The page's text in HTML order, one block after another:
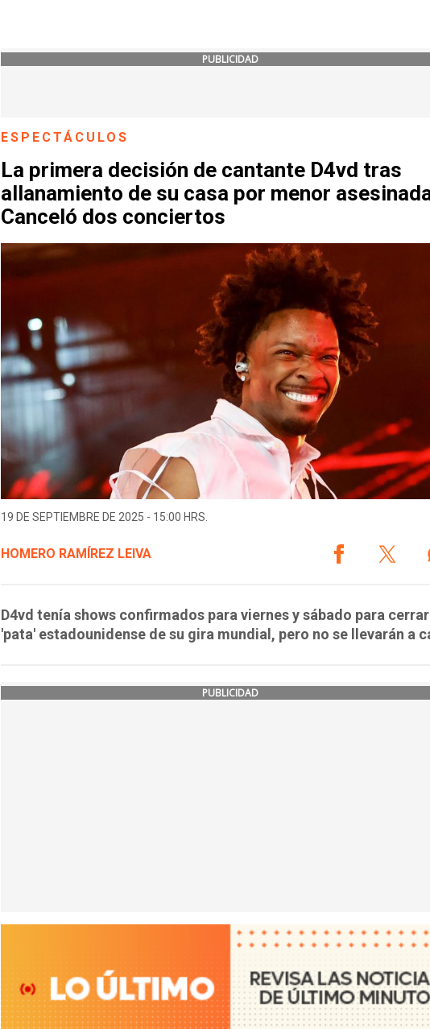
PUBLICIDAD
ESPECTÁCULOS
La primera decisión de cantante D4vd tras
allanamiento de su casa por menor
Canceló dos conciertos
19 DE SEPTIEMBRE DE 2025 - 15:00 HRS.
HOMERO RAMÍREZ LEIVA
D4vd tenía shows confirmados para viernes y sábado para
'pata' estadounidense de su gira mundial, pero no se llevarán a
PUBLICIDAD